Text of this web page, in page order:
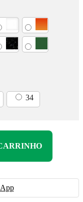
34